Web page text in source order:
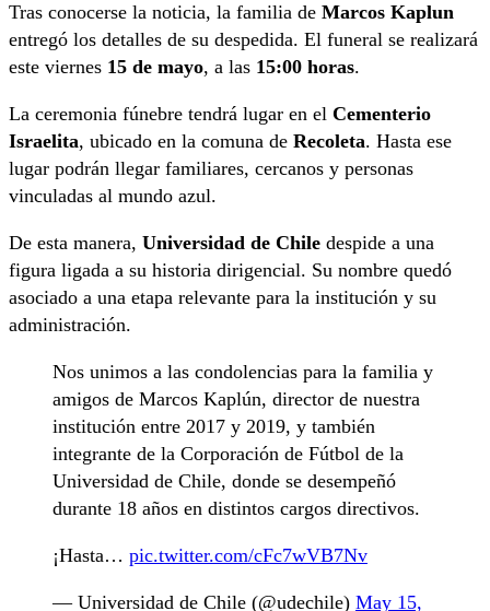
Tras conocerse la noticia, la familia de Marcos Kaplun
entregó los detalles de su despedida. El funeral se realizará
este viernes 15 de mayo, a las 15:00 horas.
La ceremonia fúnebre tendrá lugar en el Cementerio
Israelita, ubicado en la comuna de Recoleta. Hasta ese
lugar podrán llegar familiares, cercanos y personas
vinculadas al mundo azul.
De esta manera, Universidad de Chile despide a una
figura ligada a su historia dirigencial. Su nombre quedó
asociado a una etapa relevante para la institución y su
administración.
Nos unimos a las condolencias para la familia y
amigos de Marcos Kaplún, director de nuestra
institución entre 2017 y 2019, y también
integrante de la Corporación de Fútbol de la
Universidad de Chile, donde se desempeñó
durante 18 años en distintos cargos directivos.
¡Hasta… pic.twitter.com/cFc7wVB7Nv
— Universidad de Chile (@udechile) May 15,